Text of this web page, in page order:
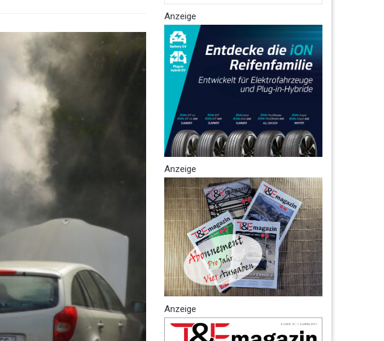
Anzeige
Anzeige
Anzeige